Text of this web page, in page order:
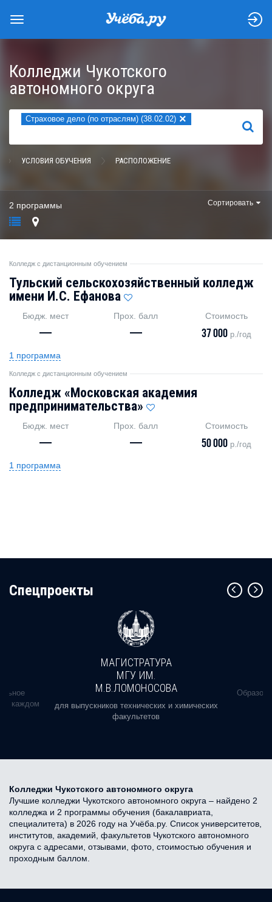
Колледжи Чукотского
автономного округа
Страховое дело (по отраслям) (38.02.02) ×
НАЙТИ
УСЛОВИЯ ОБУЧЕНИЯ РАСПОЛОЖЕНИЕ
2 программы Сортировать
Колледж с дистанционным обучением
Тульский сельскохозяйственный колледж
имени И.С. Ефанова
Бюдж. мест
—
Прох. балл
—
Стоимость
37 000 р./год
1 программа
Колледж с дистанционным обучением
Колледж «Московская академия
предпринимательства»
Бюдж. мест
—
Прох. балл
—
Стоимость
50 000 р./год
1 программа
Cпецпроекты
в каждом
МАГИСТРАТУРА
МГУ ИМ.
М.В.ЛОМОНОСОВА
для выпускников технических и химических
факультетов
Колледжи Чукотского автономного округа
Лучшие колледжи Чукотского автономного округа – найдено 2
колледжа и 2 программы обучения (бакалавриата,
специалитета) в 2026 году на Учёба.ру. Список университетов,
институтов, академий, факультетов Чукотского автономного
округа с адресами, отзывами, фото, стоимостью обучения и
проходным баллом.